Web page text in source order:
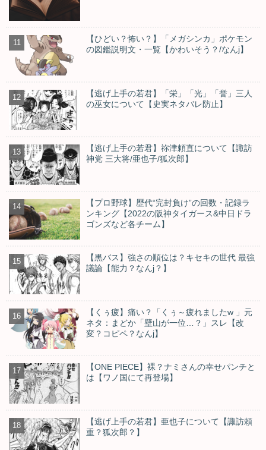
【ひどい？怖い？】「メガシンカ」ポケモン
の図鑑説明文・一覧【かわいそう？/なんj】
【逃げ上手の若君】「栄」「光」「誉」三人
の巫女について【史実ネタバレ防止】
【逃げ上手の若君】祢津頼直について【諏訪
神党 三大将/亜也子/狐次郎】
【プロ野球】歴代“完封負け”の回数・記録ラ
ンキング【2022の阪神タイガース&中日ドラ
ゴンズなど各チーム】
【黒バス】強さの順位は？キセキの世代 最強
議論【能力？なんj？】
【くぅ疲】痛い？「くぅ～疲れましたw 」元
ネタ：まどか「壁山が一位…？」スレ【改
変？コピペ？なんj】
【ONE PIECE】裸？ナミさんの幸せパンチと
は【ワノ国にて再登場】
【逃げ上手の若君】亜也子について【諏訪頼
重？狐次郎？】